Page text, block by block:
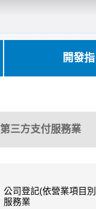
開發
三方支付服務業
公司登記(依營業項目
服務業